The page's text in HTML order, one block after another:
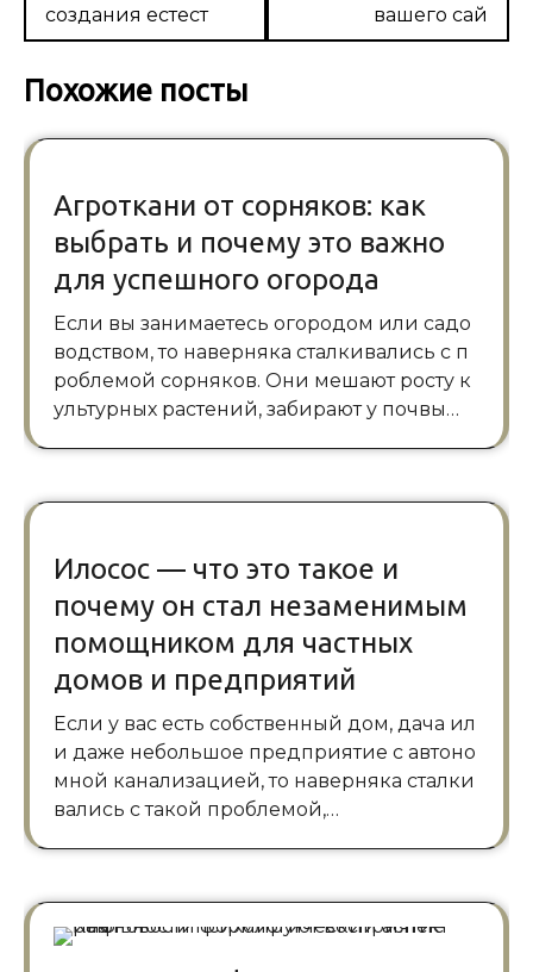
создания естест
вашего сай
Похожие посты
Агроткани от сорняков: как
выбрать и почему это важно
для успешного огорода
Если вы занимаетесь огородом или садо
водством, то наверняка сталкивались с п
роблемой сорняков. Они мешают росту к
ультурных растений, забирают у почвы…
Илосос — что это такое и
почему он стал незаменимым
помощником для частных
домов и предприятий
Если у вас есть собственный дом, дача ил
и даже небольшое предприятие с автоно
мной канализацией, то наверняка сталки
вались с такой проблемой,…